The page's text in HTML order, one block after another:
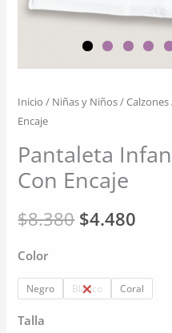
Inicio / Niñas y Niños/Calzones
Encaje
Pantaleta
Con Encaje
$8.380 El
original
$4.480
Color
Negro Blanco Coral
Talla